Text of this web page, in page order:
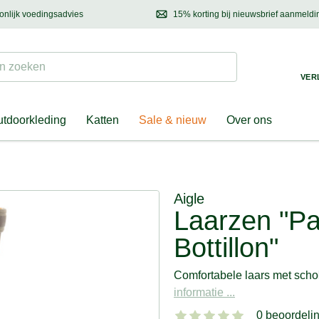
& eigenaar 15% korting bij nieuwsbrief
Ontdek nieuwtjes,
voedingsadvies
Mailons met uw vragen, onze voedingsdeskundige adviseert u graag!
Suchen
Katten Sale & nieuw Over ons
Aigle
Laarzen
Bottillon"
Comfortabele laars met
informatie ...
0